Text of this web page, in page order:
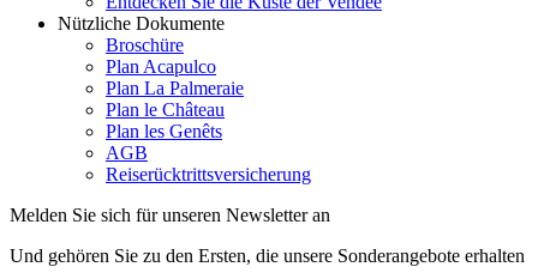
Nützliche Dokumente
Broschüre
Plan Acapulco
Plan La Palmeraie
Plan le Château
Plan les Genêts
AGB
Reiserücktrittsversicherung
Melden Sie sich für unseren Newsletter an
Und gehören Sie zu den Ersten, die unsere Sonderangebote erhalten